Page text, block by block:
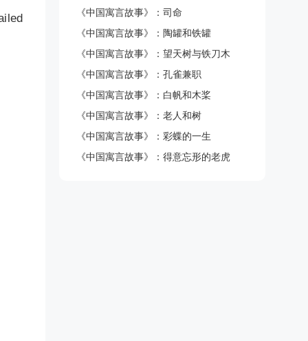
《中国寓言故事》：司命
《中国寓言故事》：陶罐和铁罐
《中国寓言故事》：望天树与铁刀木
《中国寓言故事》：孔雀兼职
《中国寓言故事》：白帆和木桨
《中国寓言故事》：老人和树
《中国寓言故事》：彩蝶的一生
《中国寓言故事》：得意忘形的老虎